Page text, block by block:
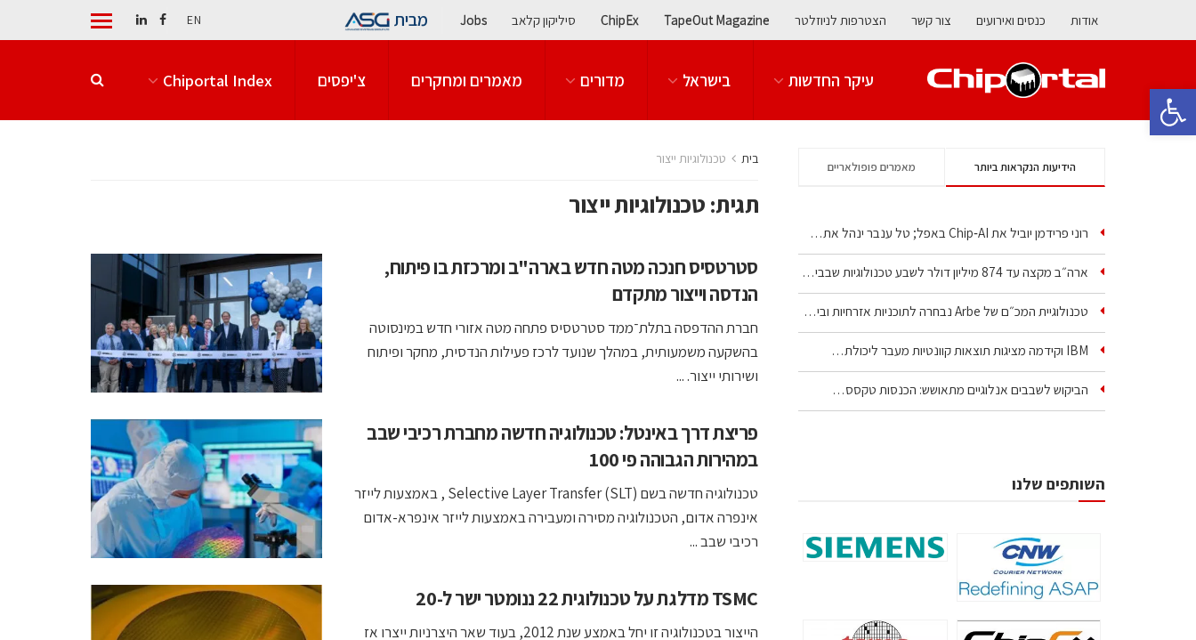
פתח סרגל נגישות
אודות כנסים ואירועים צור קשר הצטרפות לניוזלטר TapeOut Magazine
ChipEx סיליקון קלאב Jobs מבית EN
עיקר החדשות בישראל מדורים מאמרים ומחקרים צ'יפסים Chiportal Index
בית טכנולוגיות ייצור
תגית: טכנולוגיות ייצור
סטרטסיס חנכה מטה חדש בארה"ב ומרכזת בו פיתוח,
הנדסה וייצור מתקדם
חברת ההדפסה בתלת־ממד סטרטסיס פתחה מטה אזורי חדש במינסוטה
בהשקעה משמעותית, במהלך שנועד לרכז פעילות הנדסית, מחקר ופיתוח
ושירותי ייצור. ...
פריצת דרך באינטל: טכנולוגיה חדשה מחברת רכיבי שבב
במהירות הגבוהה פי 100
טכנולוגיה חדשה בשם Selective Layer Transfer (SLT) , באמצעות לייזר
אינפרה אדום, הטכנולוגיה מסירה ומעבירה באמצעות לייזר אינפרא-אדום
רכיבי שבב ...
TSMC מדלגת על טכנולוגית 22 ננומטר ישר ל-20
הייצור בטכנולוגיה זו יחל באמצע שנת 2012, בעוד שאר היצרניות ייצרו אז
הידיעות הנקראות ביותר מאמרים פופולאריים
רוני פרידמן יוביל את Chip‑AI באפל; טל ענבר ינהל את…
ארה״ב מקצה עד 874 מיליון דולר לשבע טכנולוגיות שבבים…
טכנולוגיית המכ״ם של Arbe נבחרה לתוכניות אזרחיות וביטחוניות
IBM וקידמה מציגות תוצאות קוונטיות מעבר ליכולת…
הביקוש לשבבים אנלוגיים מתאושש: הכנסות טקסס…
השותפים שלנו